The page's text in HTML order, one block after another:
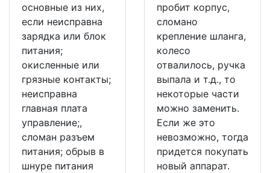
основные из них,
если неисправна
зарядка или блок
питания;
окисленные или
грязные контакты;
неисправна
главная плата
управление;,
сломан разъем
питания; обрыв в
шнуре питания
пробит корпус,
сломано
крепление шланга,
колесо
отвалилось, ручка
выпала и т.д., то
некоторые части
можно заменить.
Если же это
невозможно, тогда
придется покупать
новый аппарат.